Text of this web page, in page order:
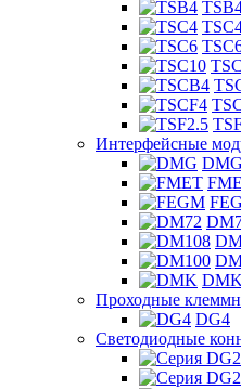
Интерфейсные
DMG
DMK
Проходные
DG4
Светодиодные